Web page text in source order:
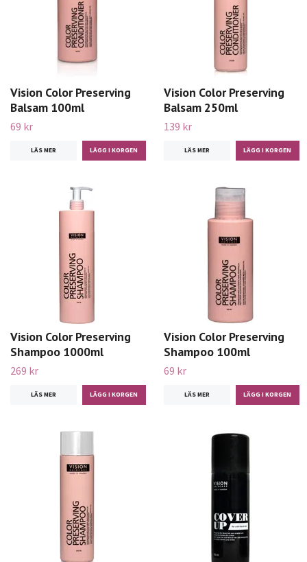
Vision Color Preserving
Balsam 100ml
69 kr
LÄS MER
Vision Color Preserving
Balsam 250ml
139 kr
LÄS MER
Vision Color Preserving
Shampoo 1000ml
269 kr
LÄS MER
Vision Color Preserving
Shampoo 100ml
69 kr
LÄS MER